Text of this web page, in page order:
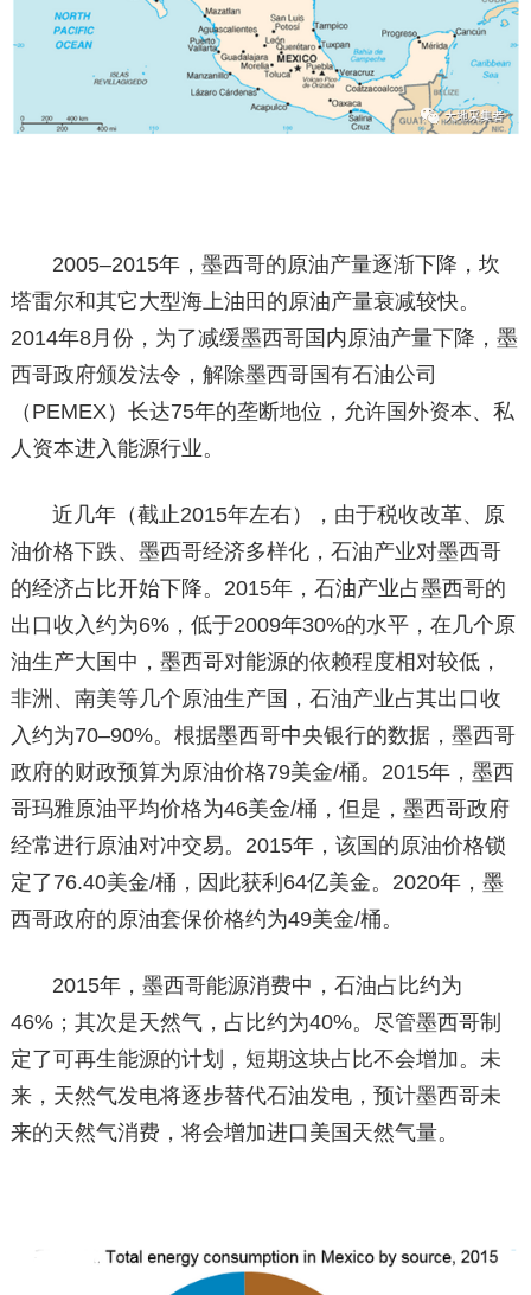
2005–2015年，墨西哥的原油产量逐渐下降，坎
塔雷尔和其它大型海上油田的原油产量衰减较快。
2014年8月份，为了减缓墨西哥国内原油产量下降，墨
西哥政府颁发法令，解除墨西哥国有石油公司
（PEMEX）长达75年的垄断地位，允许国外资本、私
人资本进入能源行业。
近几年（截止2015年左右），由于税收改革、原
油价格下跌、墨西哥经济多样化，石油产业对墨西哥
的经济占比开始下降。2015年，石油产业占墨西哥的
出口收入约为6%，低于2009年30%的水平，在几个原
油生产大国中，墨西哥对能源的依赖程度相对较低，
非洲、南美等几个原油生产国，石油产业占其出口收
入约为70–90%。根据墨西哥中央银行的数据，墨西哥
政府的财政预算为原油价格79美金/桶。2015年，墨西
哥玛雅原油平均价格为46美金/桶，但是，墨西哥政府
经常进行原油对冲交易。2015年，该国的原油价格锁
定了76.40美金/桶，因此获利64亿美金。2020年，墨
西哥政府的原油套保价格约为49美金/桶。
2015年，墨西哥能源消费中，石油占比约为
46%；其次是天然气，占比约为40%。尽管墨西哥制
定了可再生能源的计划，短期这块占比不会增加。未
来，天然气发电将逐步替代石油发电，预计墨西哥未
来的天然气消费，将会增加进口美国天然气量。